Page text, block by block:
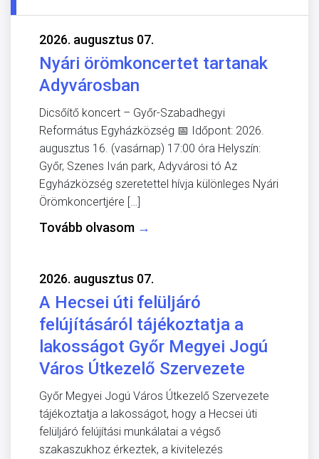
2026. augusztus 07.
Nyári örömkoncertet tartanak
Adyvárosban
Dicsőítő koncert – Győr-Szabadhegyi
Református Egyházközség 📅 Időpont: 2026.
augusztus 16. (vasárnap) 17:00 óra Helyszín:
Győr, Szenes Iván park, Adyvárosi tó Az
Egyházközség szeretettel hívja különleges Nyári
Örömkoncertjére […]
Tovább olvasom →
2026. augusztus 07.
A Hecsei úti felüljáró
felújításáról tájékoztatja a
lakosságot Győr Megyei Jogú
Város Útkezelő Szervezete
Győr Megyei Jogú Város Útkezelő Szervezete
tájékoztatja a lakosságot, hogy a Hecsei úti
felüljáró felújítási munkálatai a végső
szakaszukhoz érkeztek, a kivitelezés